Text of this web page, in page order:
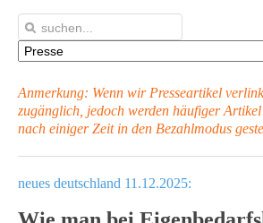
Anmerkung: Wenn wir Presseartikel
zugänglich, jedoch werden häufiger Artikel
nach einiger Zeit in den Bezahlmodus
neues deutschland 11.12.2025: